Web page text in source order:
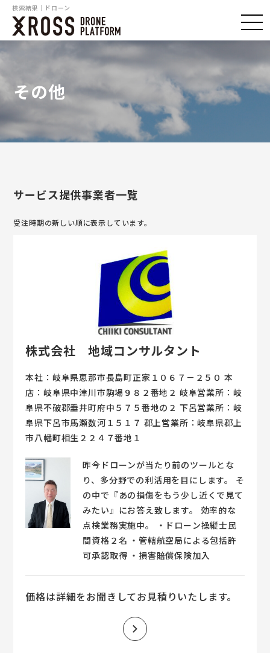
検索結果｜ドローン
その他
サービス提供事業者一覧
受注時期の新しい順に表示しています。
株式会社 地域コンサルタント
本社：岐阜県恵那市長島町正家１０６７－２５０ 本
店：岐阜県中津川市駒場９８２番地２ 岐阜営業所：岐
阜県不破郡垂井町府中５７５番地の２ 下呂営業所：岐
阜県下呂市馬瀬数河１５１７ 郡上営業所：岐阜県郡上
市八幡町相生２２４７番地１
昨今ドローンが当たり前のツールとな
り、多分野での利活用を目にします。 そ
の中で『あの損傷をもう少し近くで見て
みたい』にお答え致します。 効率的な
点検業務実施中。 ・ドローン操縦士民
間資格２名 ・管轄航空局による包括許
可承認取得 ・損害賠償保険加入
価格は詳細をお聞きしてお見積りいたします。